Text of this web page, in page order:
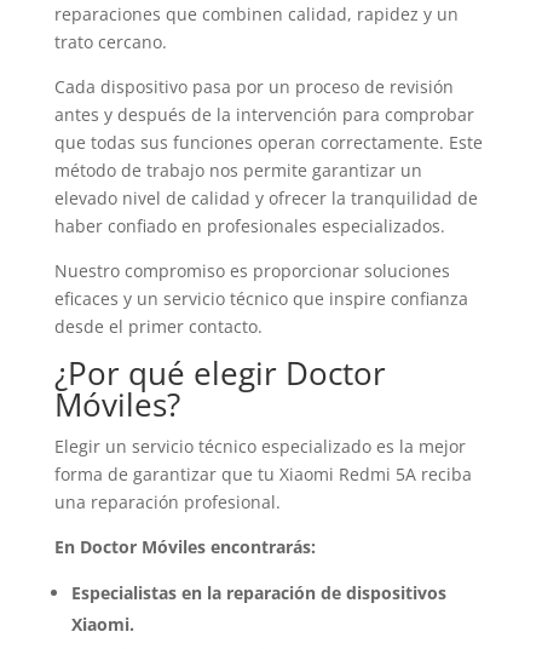
reparaciones que combinen calidad, rapidez y un
trato cercano.
Cada dispositivo pasa por un proceso de revisión
antes y después de la intervención para comprobar
que todas sus funciones operan correctamente. Este
método de trabajo nos permite garantizar un
elevado nivel de calidad y ofrecer la tranquilidad de
haber confiado en profesionales especializados.
Nuestro compromiso es proporcionar soluciones
eficaces y un servicio técnico que inspire confianza
desde el primer contacto.
¿Por qué elegir Doctor
Móviles?
Elegir un servicio técnico especializado es la mejor
forma de garantizar que tu Xiaomi Redmi 5A reciba
una reparación profesional.
En Doctor Móviles encontrarás:
Especialistas en la reparación de dispositivos
Xiaomi.